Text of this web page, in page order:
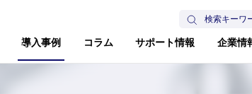
導入事例 コラム サポート情報 企業情